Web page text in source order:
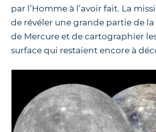
par l’Homme à l’avoir fait. La
de révéler une grande partie de
de Mercure et de cartographier les
surface qui restaient encore à